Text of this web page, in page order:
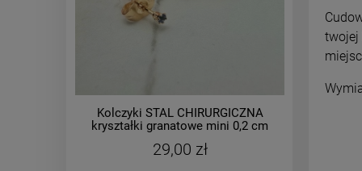
Kolczyki STAL CHIRURGICZNA
kryształki granatowe mini 0,2 cm
29,00 zł
twojej